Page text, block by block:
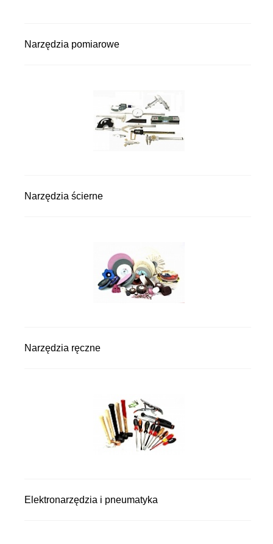
Narzędzia pomiarowe
Narzędzia ścierne
Narzędzia ręczne
Elektronarzędzia i pneumatyka